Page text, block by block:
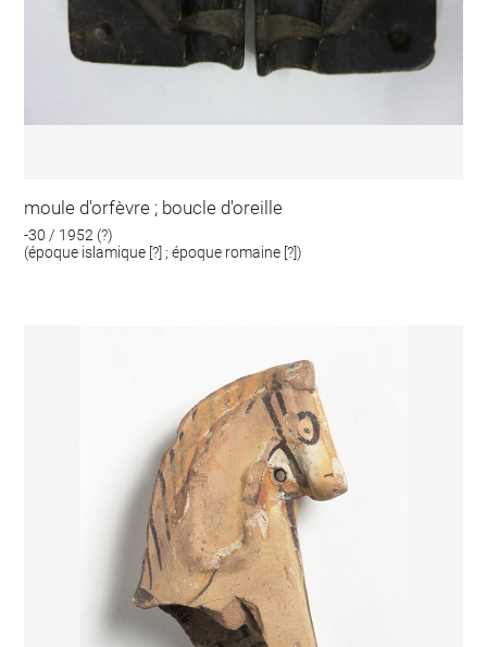
moule d'orfèvre ; boucle d'oreille
-30 / 1952 (?)
(époque islamique [?] ; époque romaine [?])